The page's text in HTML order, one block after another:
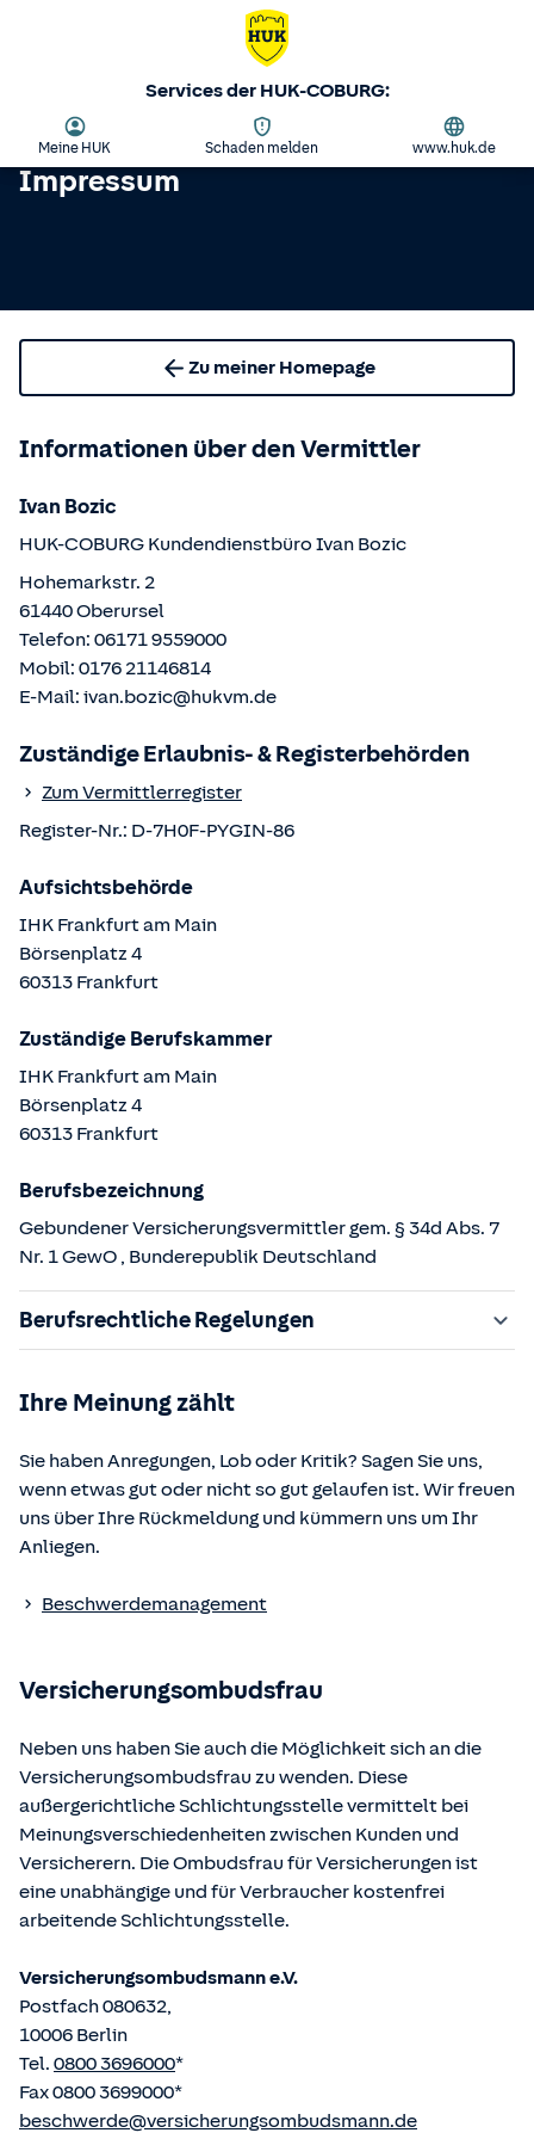
Services der HUK-COBURG:
Meine HUK Schaden melden www.huk.de
Impressum
Zu meiner Homepage
Informationen über den Vermittler
Ivan Bozic
HUK-COBURG Kundendienstbüro Ivan Bozic
Hohemarkstr. 2
61440Oberursel
Telefon: 06171 9559000
Mobil: 0176 21146814
E-Mail: ivan.bozic@hukvm.de
Zuständige Erlaubnis- & Registerbehörden
Zum Vermittlerregister
Register-Nr.: D-7H0F-PYGIN-86
Aufsichtsbehörde
IHK Frankfurt am Main
Börsenplatz 4
60313 Frankfurt
Zuständige Berufskammer
IHK Frankfurt am Main
Börsenplatz 4
60313 Frankfurt
Berufsbezeichnung
Gebundener Versicherungsvermittler gem. § 34d Abs. 7
Nr. 1 GewO , Bunderepublik Deutschland
Berufsrechtliche Regelungen
§§ 59 – 68 Gesetz über den Versicherungsvertrag
§ 48b Versicherungsaufsichtsgesetz (VAG)
Verordnung über die Versicherungsvermittlung und -
Die berufsrechtlichen Regelungen können über die vom
eingesehen und abgerufen werden.
Ihre Meinung zählt
Sie haben Anregungen, Lob oder Kritik? Sagen Sie uns,
wenn etwas gut oder nicht so gut gelaufen ist. Wir freuen
uns über Ihre Rückmeldung und kümmern uns um Ihr
Anliegen.
Beschwerdemanagement
Versicherungsombudsfrau
Neben uns haben Sie auch die Möglichkeit sich an die
Versicherungsombudsfrau zu wenden. Diese
außergerichtliche Schlichtungsstelle vermittelt bei
Meinungsverschiedenheiten zwischen Kunden und
Versicherern. Die Ombudsfrau für Versicherungen ist
eine unabhängige und für Verbraucher kostenfrei
arbeitende Schlichtungsstelle.
Versicherungsombudsmann e.V.
Postfach 080632,
10006 Berlin
Tel. 0800 3696000*
Fax 0800 3699000*
beschwerde@versicherungsombudsmann.de